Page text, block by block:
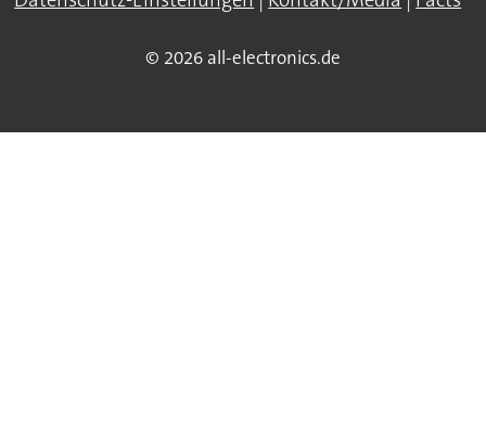
© 2026 all-electronics.de